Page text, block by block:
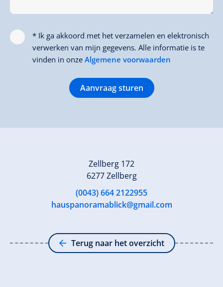
* Ik ga akkoord met het verzamelen en elektronisch
verwerken van mijn gegevens. Alle informatie is te
vinden in onze Algemene voorwaarden
Aanvraag sturen
Zellberg 172
6277 Zellberg
(0043) 664 2122955
hauspanoramablick@gmail.com
Terug naar het overzicht